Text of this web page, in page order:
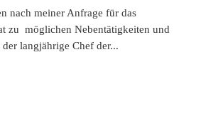
nach meiner Anfrage für das
zu möglichen Nebentätigkeiten und
langjährige Chef der...